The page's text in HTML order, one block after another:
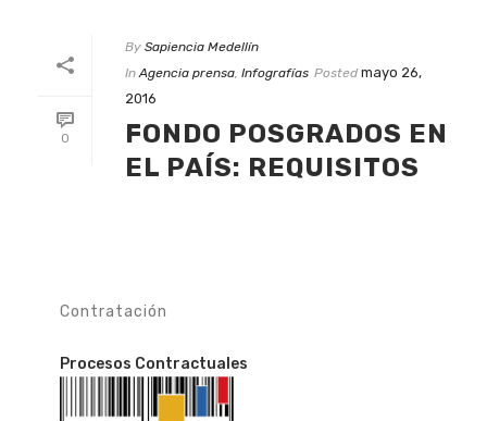
0
By Sapiencia Medellín
In Agencia prensa, Infografías Posted mayo 26,
2016
FONDO POSGRADOS EN
EL PAÍS: REQUISITOS
Contratación
Procesos Contractuales